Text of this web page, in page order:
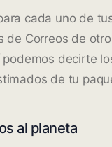
cada uno de
de Correos de
podemos decirte
de tu
al planeta